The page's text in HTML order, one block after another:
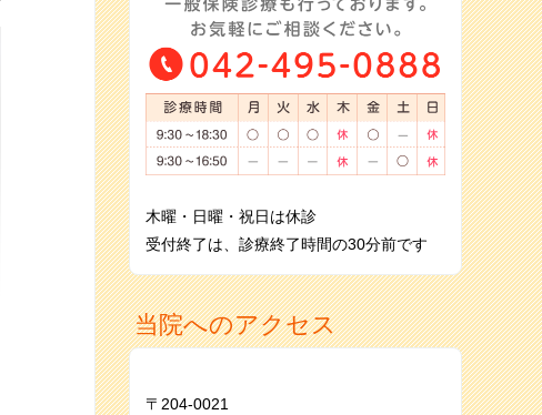
木曜・日曜・祝日は休診
受付終了は、診療終了時間の30分前です
当院へのアクセス
〒204-0021